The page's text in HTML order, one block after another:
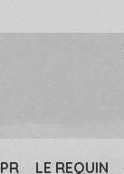
LE REQUIN